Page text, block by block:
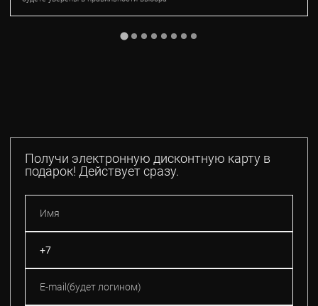
Получи электронную дисконтную карту в
подарок! Действует сразу.